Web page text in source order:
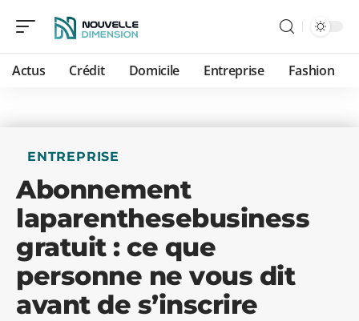
Actus Crédit Domicile Entreprise Fashion
ENTREPRISE
Abonnement
laparenthesebusiness
gratuit : ce que
personne ne vous dit
avant de s’inscrire